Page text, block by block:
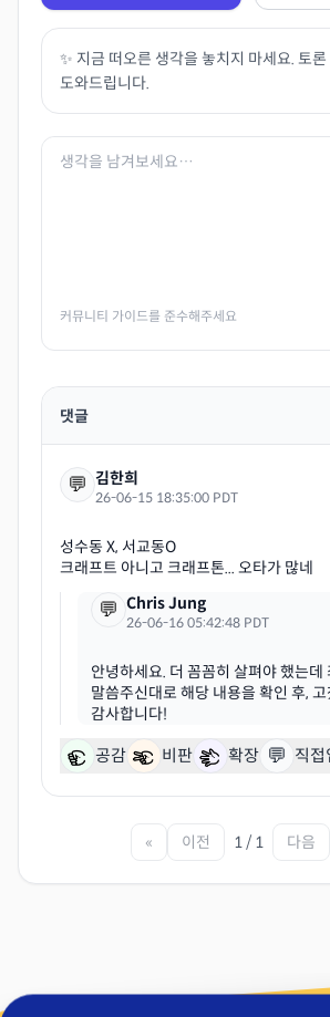
✨ 지금 떠오른 생각을 놓치지 마세요. 토
도와드립니다.
커뮤니티 가이드를 준수해주세요
댓글
💬 김한희
26-06-15 18:35:00 PDT
성수동 X, 서교동O
💬 Chris Jung
26-06-16 05:42:48 PDT
안녕하세요. 더 꼼꼼히 살펴야 했는데
말씀주신대로 해당 내용을 확인 후,
공감 비판 확장 💬 직접
« 이전 1 / 1 다음